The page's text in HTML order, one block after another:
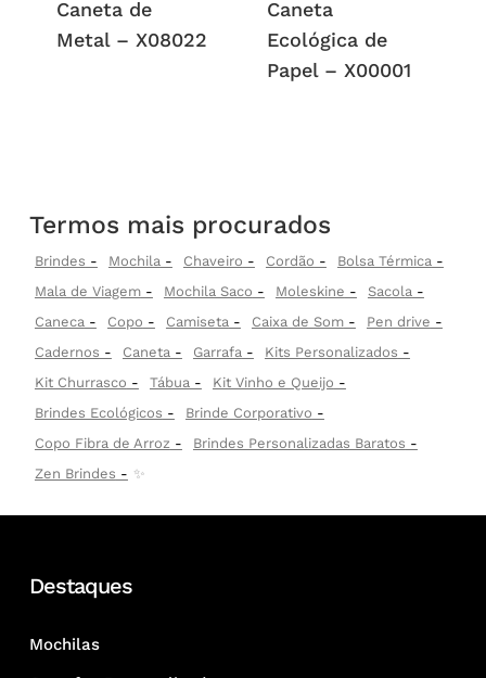
Caneta de
Metal – X08022
Caneta
Ecológica de
Papel – X00001
Termos mais procurados
Brindes Mochila Chaveiro Cordão
Bolsa Térmica
Mala de Viagem
Mochila Saco Moleskine
Sacola
Caneca
Copo Camiseta Caixa de Som
Pen drive
Cadernos
Caneta Garrafa
Kits Personalizados
Kit Churrasco
Tábua
Kit Vinho e Queijo
Brindes Ecológicos
Brinde Corporativo
Copo Fibra de Arroz
Brindes Personalizadas Baratos
Zen Brindes
✨
Destaques
Mochilas